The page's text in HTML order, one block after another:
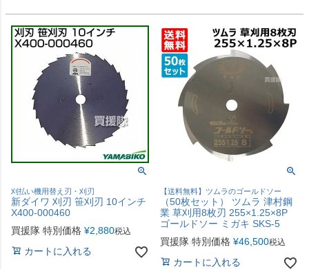
刈払い機用替え刃・刈刃
新ダイワ 刈刃 笹刈刃 10インチ
X400-000460
買援隊 特別価格 ¥2,880税込
カートに入れる
【送料無料】ツムラのゴールドソー
（50枚セット） ツムラ 津村鋼
業 草刈用8枚刃 255×1.25×8P
ゴールドソー ミガキ SKS-5
買援隊 特別価格 ¥46,500税込
カートに入れる